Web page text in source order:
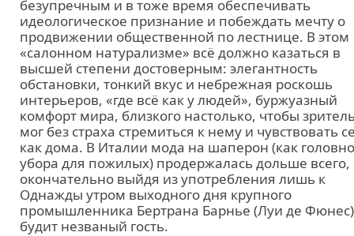
безупречным и в тоже время обеспечивать
идеологическое признание и побеждать мечту о
продвижении общественной по лестнице. В этом
«салонном натурализме» всё должно казаться в
высшей степени достоверным: элегантность
обстановки, тонкий вкус и небрежная роскошь
интерьеров, «где всё как у людей», буржуазный
комфорт мира, близкого настолько, чтобы
мог без страха стремиться к нему и чувствовать
как дома. В Италии мода на шаперон (как
убора для пожилых) продержалась дольше всего,
окончательно выйдя из употребления лишь к
Однажды утром выходного дня крупного
промышленника Бертрана Барнье (Луи де Фюнес)
будит незваный гость.